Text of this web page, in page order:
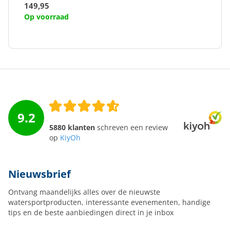
149,95
Op voorraad
9.2
5880 klanten schreven een review
op KiyOh
Nieuwsbrief
Ontvang maandelijks alles over de nieuwste
watersportproducten, interessante evenementen, handige
tips en de beste aanbiedingen direct in je inbox